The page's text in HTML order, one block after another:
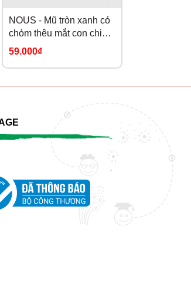
NOUS - Mũ tròn xanh có
chỏm thêu mắt con chim
NB
59.000₫